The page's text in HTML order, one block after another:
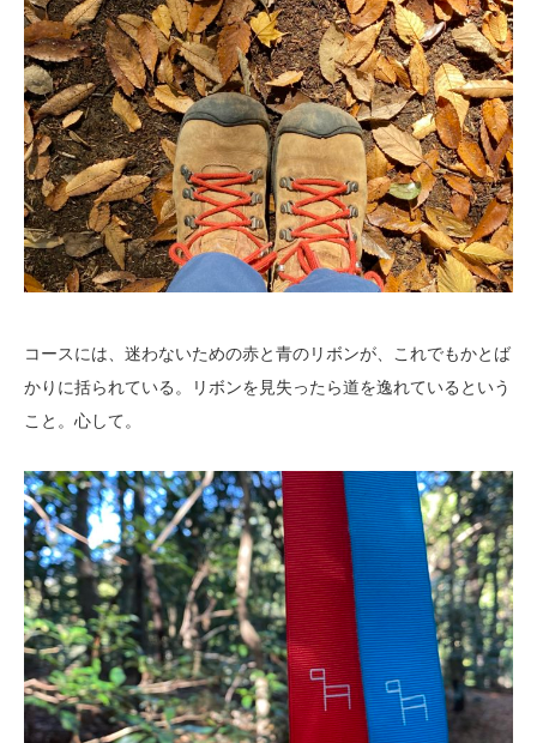
コースには、迷わないための赤と青のリボンが、これでもかとば
かりに括られている。リボンを見失ったら道を逸れているという
こと。心して。